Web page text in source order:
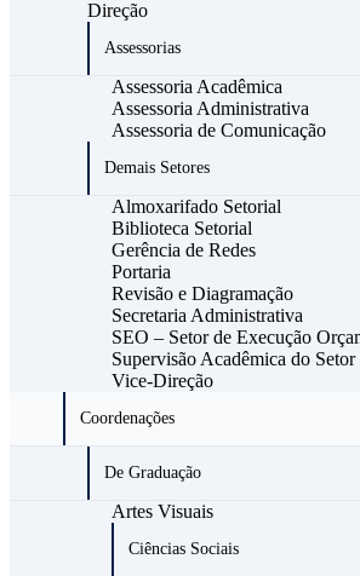
Direção
Assessorias
Assessoria Acadêmica
Assessoria Administrativa
Assessoria de Comunicação
Demais Setores
Almoxarifado Setorial
Biblioteca Setorial
Gerência de Redes
Portaria
Revisão e Diagramação
Secretaria Administrativa
SEO – Setor de Execução
Supervisão Acadêmica do
Vice-Direção
Coordenações
De Graduação
Artes Visuais
Ciências Sociais